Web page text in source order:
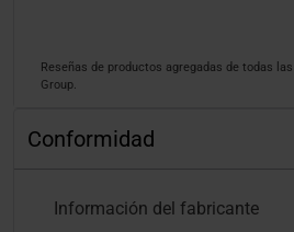
Reseñas de productos agregadas de todas
Group.
Conformidad
Información del fabricante